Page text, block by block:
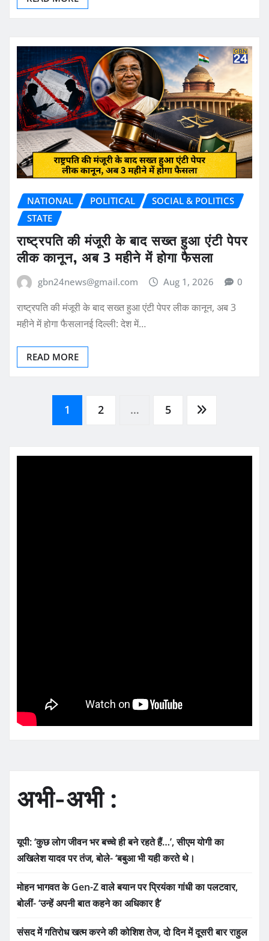
NATIONAL POLITICAL
SOCIAL & POLITICS
STATE
राष्ट्रपति की मंजूरी के बाद सख्त हुआ एंटी पेपर
लीक कानून, अब 3 महीने में होगा फैसला
gbn24news@gmail.com Aug 1, 2026 0
राष्ट्रपति की मंजूरी के बाद सख्त हुआ एंटी पेपर लीक कानून, अब 3
महीने में होगा फैसलानई दिल्ली: देश में…
READ MORE
Posts
pagination
1 2 … 5
अभी-अभी :
यूपी: ‘कुछ लोग जीवन भर बच्चे ही बने रहते हैं…’, सीएम योगी का
अखिलेश यादव पर तंज, बोले- ‘बबुआ भी यही करते थे।
मोहन भागवत के Gen-Z वाले बयान पर प्रियंका गांधी का पलटवार,
बोलीं- ‘उन्हें अपनी बात कहने का अधिकार है’
संसद में गतिरोध खत्म करने की कोशिश तेज, दो दिन में दूसरी बार राहुल